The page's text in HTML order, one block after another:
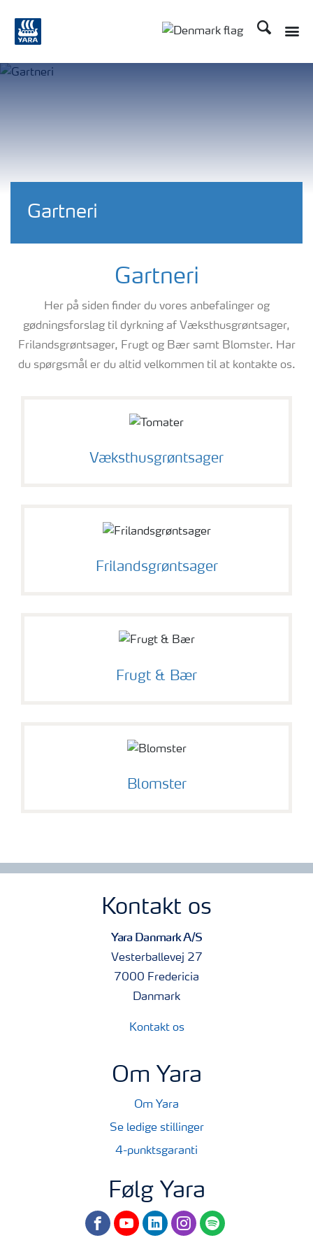
Søg
Gartneri
Gartneri
Her på siden finder du vores anbefalinger og
gødningsforslag til dyrkning af Væksthusgrøntsager,
Frilandsgrøntsager, Frugt og Bær samt Blomster. Har
du spørgsmål er du altid velkommen til at kontakte os.
Væksthusgrøntsager
Frilandsgrøntsager
Frugt & Bær
Blomster
Kontakt os
Yara Danmark A/S
Vesterballevej 27
7000 Fredericia
Danmark
Kontakt os
Om Yara
Om Yara
Se ledige stillinger
4-punktsgaranti
Følg Yara
facebookyoutubelinkedininstagram
spotify